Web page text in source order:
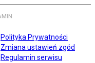
Polityka Prywatności
Zmiana ustawień zgód
Regulamin serwisu